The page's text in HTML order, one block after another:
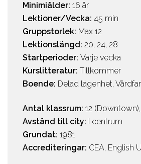
Minimiålder: 16 år
Lektioner/Vecka: 45 min
Gruppstorlek: Max 12
Lektionslängd: 20, 24, 28
Startperioder: Varje vecka
Kurslitteratur: Tillkommer
Boende: Delad lägenhet,
Antal klassrum: 12
Avstånd till city:
I centrum
Grundat: 1981
Accrediteringar: CEA, English